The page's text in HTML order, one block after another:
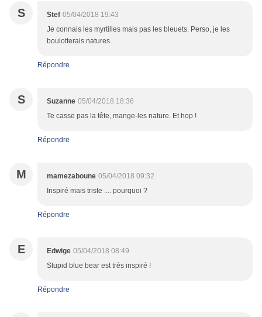
S Stef 05/04/2018 19:43
Je connais les myrtilles mais pas les bleuets. Perso, je les
boulotterais natures.
Répondre
S Suzanne 05/04/2018 18:36
Te casse pas la tête, mange-les nature. Et hop !
Répondre
M mamezaboune 05/04/2018 09:32
Inspiré mais triste .... pourquoi ?
Répondre
E Edwige 05/04/2018 08:49
Stupid blue bear est très inspiré !
Répondre